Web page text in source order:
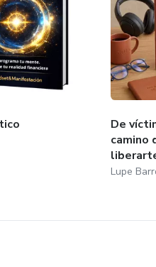
De
camino
Lupe